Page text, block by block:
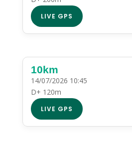
LIVE GPS
10km
14/07/2026 10:45
D+ 120m
LIVE GPS